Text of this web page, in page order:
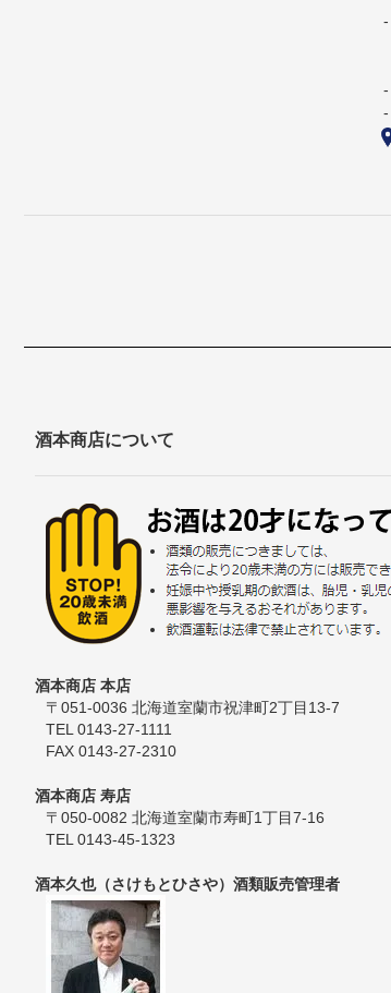
酒本商店について
酒本商店 本店
〒051-0036 北海道室蘭市祝津町2丁目13-7
TEL 0143-27-1111
FAX 0143-27-2310
酒本商店 寿店
〒050-0082 北海道室蘭市寿町1丁目7-16
TEL 0143-45-1323
酒本久也（さけもとひさや）酒類販売管理者